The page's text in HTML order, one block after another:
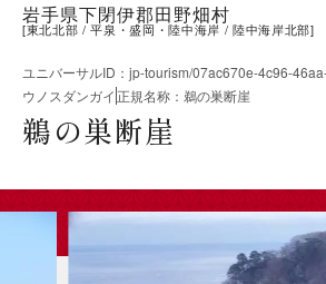
岩手県下閉伊郡田野畑村
[東北北部 平泉・盛岡・陸中海岸 陸中海岸北部]
ユニバーサルID ： jp-tourism/07ac670e-4c96-
ウノスダンガイ正規名称 ： 鵜の巣断崖
鵜の巣断崖